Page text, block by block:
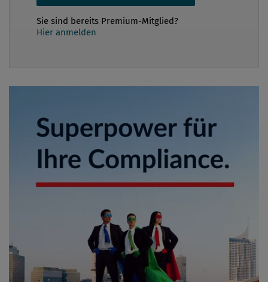
Sie sind bereits Premium-Mitglied?
Hier anmelden